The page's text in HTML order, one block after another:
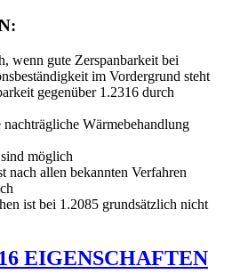
wenn gute Zerspanbarkeit bei
im Vordergrund steht
gegenüber 1.2316 durch
Wärmebehandlung
möglich
nach allen bekannten Verfahren
ist bei 1.2085 grundsätzlich nicht
EIGENSCHAFTEN